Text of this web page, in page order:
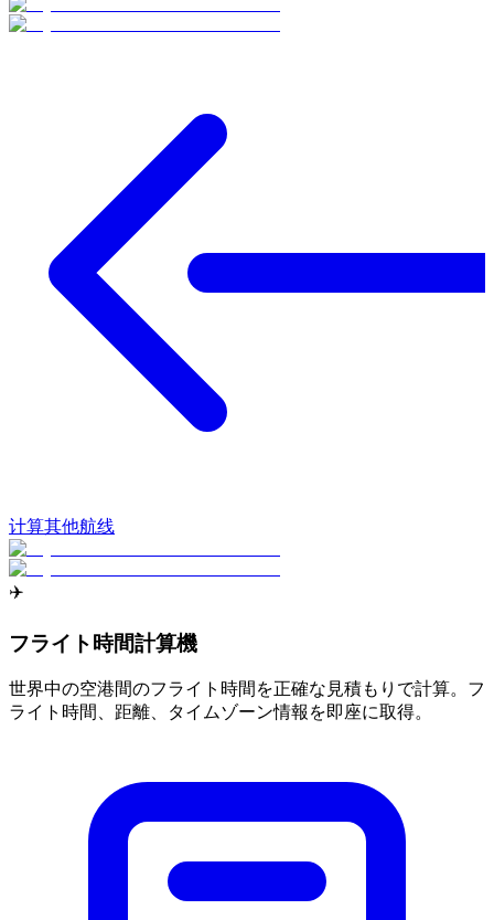
计算其他航线
✈️
フライト時間計算機
世界中の空港間のフライト時間を正確な見積もりで計算。フ
ライト時間、距離、タイムゾーン情報を即座に取得。